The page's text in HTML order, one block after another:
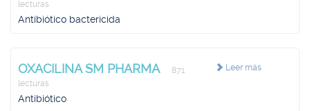
lecturas
Antibiótico bactericida
Leer más
OXACILINA SM PHARMA
871
lecturas
Antibiótico